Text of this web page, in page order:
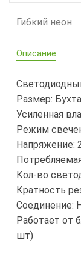
Гибкий неон
Описание
Размер:
Усиленная
Режим
Напряжение:
Кол-во
Кратность
Соединение:
Работает от
шт)